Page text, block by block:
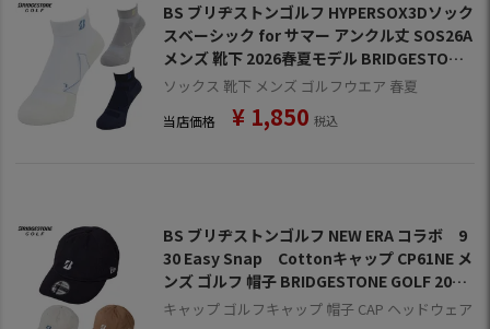
BS ブリヂストンゴルフ HYPERSOX3Dソック
スベーシック for サマー アンクル丈 SOS26A
メンズ 靴下 2026春夏モデル BRIDGESTONE
GOLF 日本正規品
ソックス 靴下 メンズ ゴルフウエア 春夏
当店価格 ¥ 1,850 税込
BS ブリヂストンゴルフ NEW ERA コラボ 9
30 Easy Snap Cottonキャップ CP61NE メ
ンズ ゴルフ 帽子 BRIDGESTONE GOLF 2026
春夏モデル 日本正規品
キャップ ゴルフキャップ 帽子 CAP ヘッドウェア